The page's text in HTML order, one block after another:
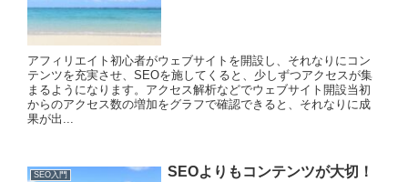
アフィリエイト初心者がウェブサイトを開設し、それなりにコン
テンツを充実させ、SEOを施してくると、少しずつアクセスが集
まるようになります。アクセス解析などでウェブサイト開設当初
からのアクセス数の増加をグラフで確認できると、それなりに成
果が出...
SEO入門 SEOよりもコンテンツが大切！